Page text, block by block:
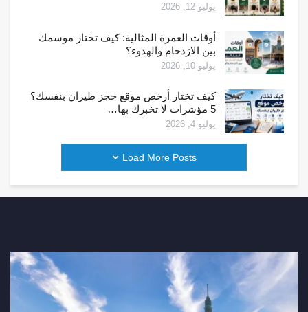
يوليو 12, 2026
أوقات العمرة المثالية: كيف تختار موسمك
بين الازدحام والهدوء؟
يوليو 10, 2026
كيف تختار أرخص موقع حجز طيران بنفسك؟
5 مؤشرات لا تخبرك بها…
يوليو 4, 2026
Load More Posts